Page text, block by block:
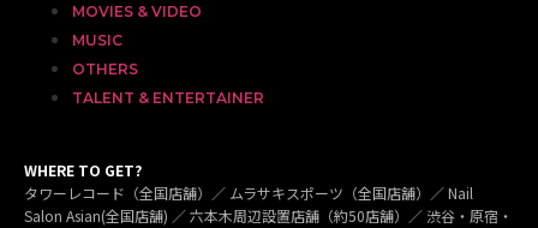
MOVIES & VIDEO
MUSIC
OTHERS
TALENT & ENTERTAINER
WHERE TO GET?
タワーレコード（全国店舗）／ ムラサキスポーツ（全国店舗）／ Nail
Salon Asian(全国店舗) ／ 六本木周辺設置店舗（約50店舗）／ 渋谷・原宿・